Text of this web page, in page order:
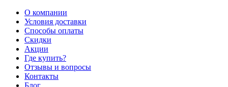
О компании
Условия доставки
Способы оплаты
Скидки
Акции
Где купить?
Отзывы и вопросы
Контакты
Блог